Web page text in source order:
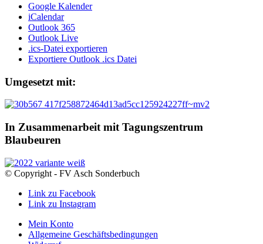
Google Kalender
iCalendar
Outlook 365
Outlook Live
.ics-Datei exportieren
Exportiere Outlook .ics Datei
Umgesetzt mit:
In Zusammenarbeit mit Tagungszentrum
Blaubeuren
© Copyright - FV Asch Sonderbuch
Link zu Facebook
Link zu Instagram
Mein Konto
Allgemeine Geschäftsbedingungen